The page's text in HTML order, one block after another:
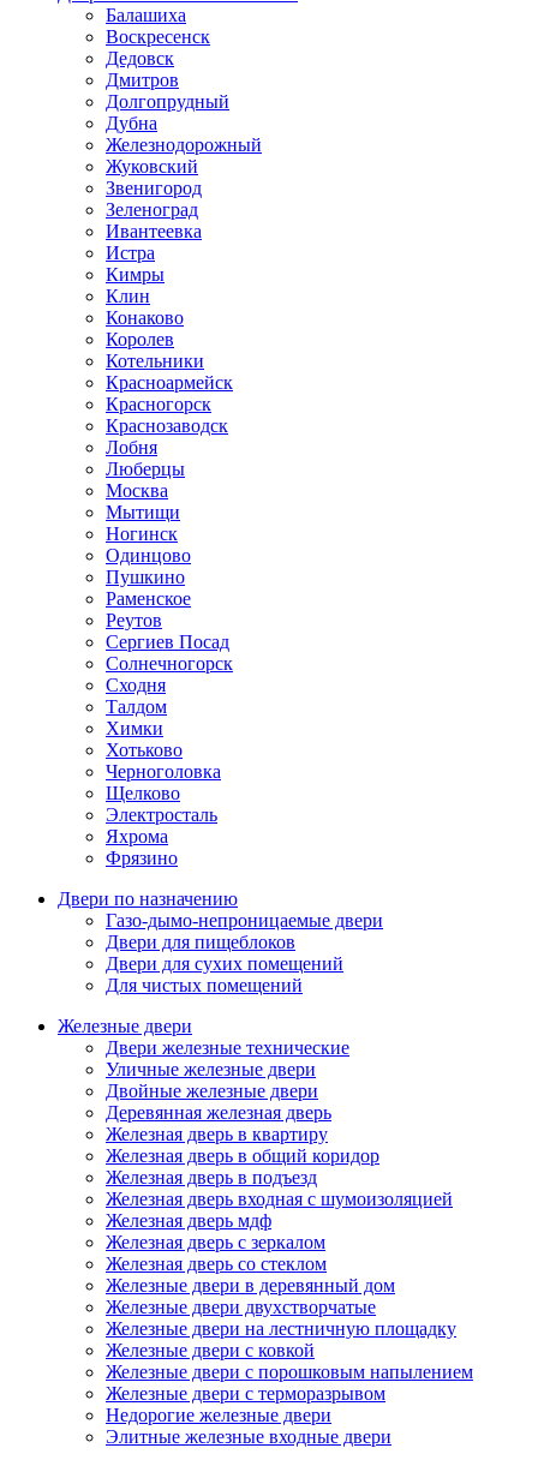
Балашиха
Воскресенск
Дедовск
Дмитров
Долгопрудный
Дубна
Железнодорожный
Жуковский
Звенигород
Зеленоград
Ивантеевка
Истра
Кимры
Клин
Конаково
Королев
Котельники
Красноармейск
Красногорск
Краснозаводск
Лобня
Люберцы
Москва
Мытищи
Ногинск
Одинцово
Пушкино
Раменское
Реутов
Сергиев Посад
Солнечногорск
Сходня
Талдом
Химки
Хотьково
Черноголовка
Щелково
Электросталь
Яхрома
Фрязино
Двери по назначению
Газо-дымо-непроницаемые двери
Двери для пищеблоков
Двери для сухих помещений
Для чистых помещений
Железные двери
Двери железные технические
Уличные железные двери
Двойные железные двери
Деревянная железная дверь
Железная дверь в квартиру
Железная дверь в общий коридор
Железная дверь в подъезд
Железная дверь входная с шумоизоляцией
Железная дверь мдф
Железная дверь с зеркалом
Железная дверь со стеклом
Железные двери в деревянный дом
Железные двери двухстворчатые
Железные двери на лестничную площадку
Железные двери с ковкой
Железные двери с порошковым напылением
Железные двери с терморазрывом
Недорогие железные двери
Элитные железные входные двери